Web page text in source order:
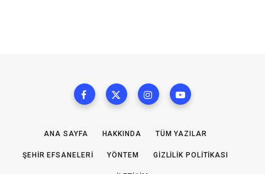
ANA SAYFA HAKKINDA TÜM YAZILAR
ŞEHIR EFSANELERI YÖNTEM GIZLILIK POLITIKASI